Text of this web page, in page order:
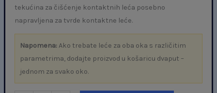
tekućina za čišćenje kontaktnih leća posebno
napravljena za tvrde kontaktne leće.
Napomena:Ako trebate leće za oba oka s različitim
parametrima, dodajte proizvod u košaricu dvaput –
jednom za svako oko.